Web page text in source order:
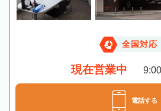
全国対応
現在営業中
電話する